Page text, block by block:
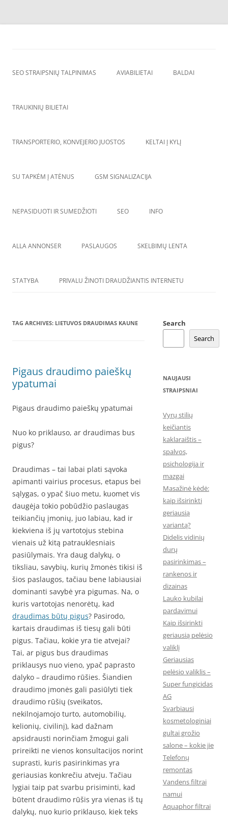
Skip
SEO STRAIPSNIŲ TALPINIMAS AVIABILIETAI BALDAI
TRAUKINIŲ BILIETAI
TRANSPORTERIO, KONVEJERIO JUOSTOS KELTAI Į KYLĮ
SU TAPKĖM Į ATĖNUS GSM SIGNALIZACIJA
NEPASIDUOTI IR SUMEDŽIOTI SEO INFO
ALLA ANNONSER PASLAUGOS SKELBIMŲ LENTA
STATYBA PRIVALU ŽINOTI DRAUDŽIANTIS INTERNETU
TAG ARCHIVES: LIETUVOS DRAUDIMAS KAUNE
Pigaus draudimo paieškų
ypatumai
Pigaus draudimo paieškų ypatumai
Nuo ko priklauso, ar draudimas bus
pigus?
Draudimas – tai labai plati sąvoka
apimanti vairius procesus, etapus bei
sąlygas, o ypač šiuo metu, kuomet vis
daugėja tokio pobūdžio paslaugas
teikiančių įmonių, juo labiau, kad ir
kiekviena iš jų vartotojus stebina
vienais už kitą patrauklesniais
pasiūlymais. Yra daug dalykų, o
tiksliau, savybių, kurių žmonės tikisi iš
šios paslaugos, tačiau bene labiausiai
dominanti savybė yra pigumas. Na, o
kuris vartotojas nenorėtų, kad
draudimas būtų pigus? Pasirodo,
kartais draudimas iš tiesų gali būti
pigus. Tačiau, kokie yra tie atvejai?
Tai, ar pigus bus draudimas
priklausys nuo vieno, ypač paprasto
dalyko – draudimo rūšies. Šiandien
draudimo įmonės gali pasiūlyti tiek
draudimo rūšių (sveikatos,
nekilnojamojo turto, automobilių,
kelionių, civilinį), kad dažnam
apsidrausti norinčiam žmogui gali
prireikti ne vienos konsultacijos norint
suprasti, kuris pasirinkimas yra
geriausias konkrečiu atveju. Tačiau
lygiai taip pat svarbu prisiminti, kad
būtent draudimo rūšis yra vienas iš tų
dalykų, nuo kurio priklauso, kiek teks
Search
Search
NAUJAUSI
STRAIPSNIAI
Vyrų stilių
keičiantis
kaklaraištis –
spalvos,
psichologija ir
mazgai
Masažinė kėdė:
kaip išsirinkti
geriausią
variantą?
Didelis vidinių
durų
pasirinkimas –
rankenos ir
dizainas
Lauko kubilai
pardavimui
Kaip išsirinkti
geriausią pelėsio
valiklį
Geriausias
pelėsio valiklis –
Super fungicidas
AG
Svarbiausi
kosmetologiniai
gultai grožio
salone – kokie jie
Telefonų
remontas
Vandens filtrai
namui
Aquaphor filtrai